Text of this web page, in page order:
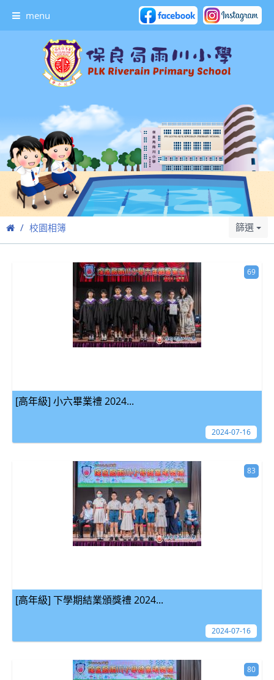
menu
校園相簿 篩選
[高年級] 小六畢業禮 2024...
69
2024-07-16
[高年級] 下學期結業頒獎禮 2024...
83
2024-07-16
80